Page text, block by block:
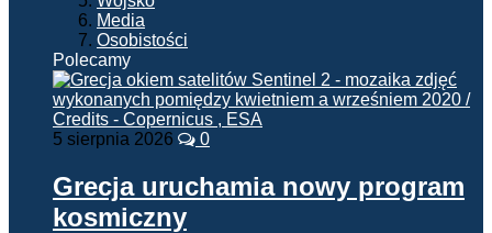
Media
Osobistości
Polecamy
5 sierpnia 2026 0
Grecja uruchamia nowy program
kosmiczny